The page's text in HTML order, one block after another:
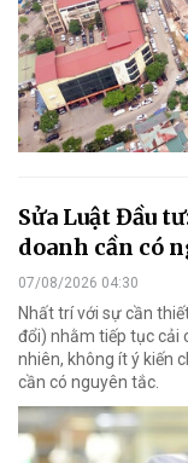
Sửa Luật Đầu
doanh cần có
07/08/2026 04:30
Nhất trí với sự cần
đổi) nhằm tiếp tục cải
nhiên, không ít ý kiến
cần có nguyên tắc.